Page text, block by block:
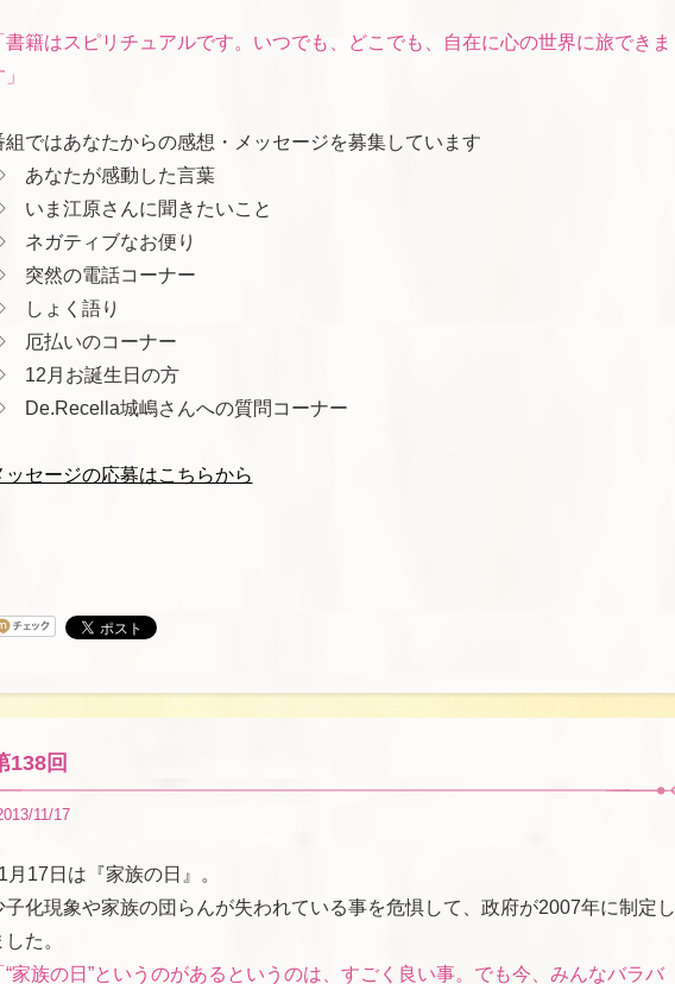
書籍はスピリチュアルです。いつでも、どこでも、自在に心の世界に旅できま
組ではあなたからの感想・メッセージを募集しています
あなたが感動した言葉
いま江原さんに聞きたいこと
ネガティブなお便り
突然の電話コーナー
しょく語り
厄払いのコーナー
12月お誕生日の方
De.Recella城嶋さんへの質問コーナー
ッセージの応募はこちらから
138回
11/17
月17日は『家族の日』。
子化現象や家族の団らんが失われている事を危惧して、政府が2007年に制定し
した。
“家族の日”というのがあるというのは、すごく良い事。でも今、みんなバラバ